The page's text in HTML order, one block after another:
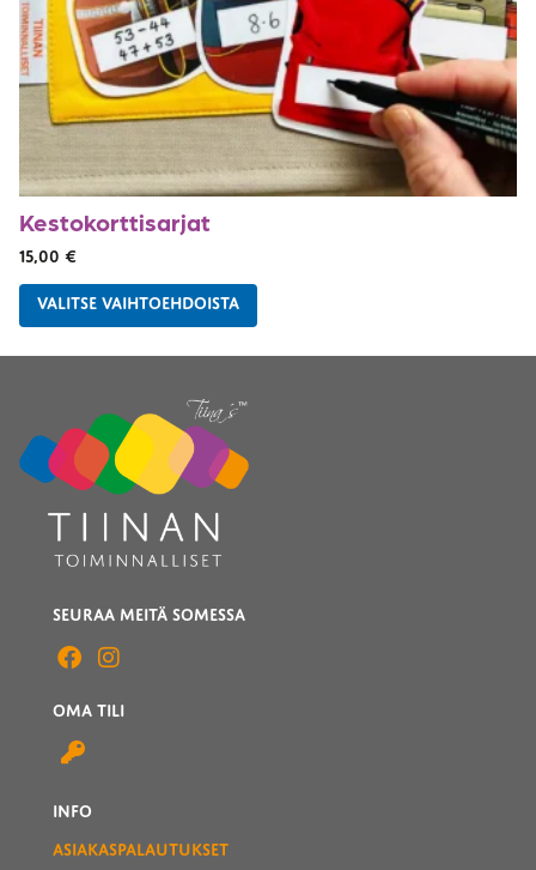
Kestokorttisarjat
15,00 €
VALITSE VAIHTOEHDOISTA
SEURAA MEITÄ SOMESSA
OMA TILI
INFO
ASIAKASPALAUTUKSET